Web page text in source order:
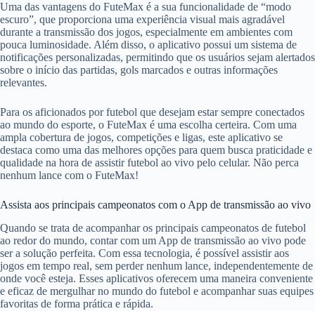
Uma das vantagens do FuteMax é a sua funcionalidade de “modo
escuro”, que proporciona uma experiência visual mais agradável
durante a transmissão dos jogos, especialmente em ambientes com
pouca luminosidade. Além disso, o aplicativo possui um sistema de
notificações personalizadas, permitindo que os usuários sejam alertados
sobre o início das partidas, gols marcados e outras informações
relevantes.
Para os aficionados por futebol que desejam estar sempre conectados
ao mundo do esporte, o FuteMax é uma escolha certeira. Com uma
ampla cobertura de jogos, competições e ligas, este aplicativo se
destaca como uma das melhores opções para quem busca praticidade e
qualidade na hora de assistir futebol ao vivo pelo celular. Não perca
nenhum lance com o FuteMax!
Assista aos principais campeonatos com o App de transmissão ao vivo
Quando se trata de acompanhar os principais campeonatos de futebol
ao redor do mundo, contar com um App de transmissão ao vivo pode
ser a solução perfeita. Com essa tecnologia, é possível assistir aos
jogos em tempo real, sem perder nenhum lance, independentemente de
onde você esteja. Esses aplicativos oferecem uma maneira conveniente
e eficaz de mergulhar no mundo do futebol e acompanhar suas equipes
favoritas de forma prática e rápida.